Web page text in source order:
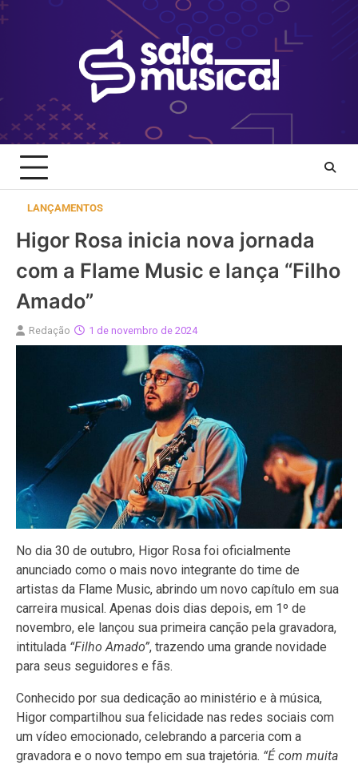
Skip
to
LANÇAMENTOS
Higor Rosa inicia nova jornada
com a Flame Music e lança “Filho
Amado”
Redação 1 de novembro de 2024
No dia 30 de outubro, Higor Rosa foi oficialmente
anunciado como o mais novo integrante do time de
artistas da Flame Music, abrindo um novo capítulo em sua
carreira musical. Apenas dois dias depois, em 1º de
novembro, ele lançou sua primeira canção pela gravadora,
intitulada “Filho Amado”, trazendo uma grande novidade
para seus seguidores e fãs.
Conhecido por sua dedicação ao ministério e à música,
Higor compartilhou sua felicidade nas redes sociais com
um vídeo emocionado, celebrando a parceria com a
gravadora e o novo tempo em sua trajetória. “É com muita